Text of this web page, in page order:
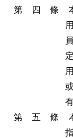
第 四 條 本
第 五 條 本